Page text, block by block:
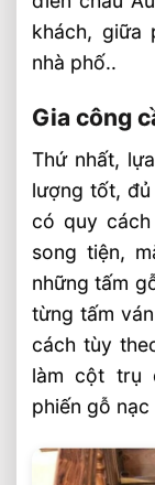
khách, giữa
nhà phố..
Gia công
Thứ nhất,
lượng tốt,
có quy
song tiện,
những tấm
từng tấm
cách tùy
làm cột trụ
phiến gỗ